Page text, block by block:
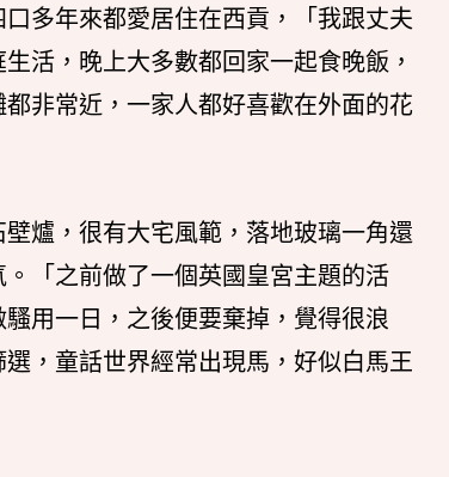
多年來都愛居住在西貢，「我跟丈夫
活，晚上大多數都回家一起食晚飯，
非常近，一家人都好喜歡在外面的花
爐，很有大宅風範，落地玻璃一角還
「之前做了一個英國皇宮主題的活
用一日，之後便要棄掉，覺得很浪
，童話世界經常出現馬，好似白馬王